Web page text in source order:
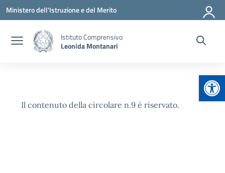
Vai ai contenuti
Vai al menu di navigazione
Vai al footer
Ministero dell'Istruzione e del Merito
Istituto Comprensivo
Leonida Montanari
Il contenuto della circolare n.9 è riservato.